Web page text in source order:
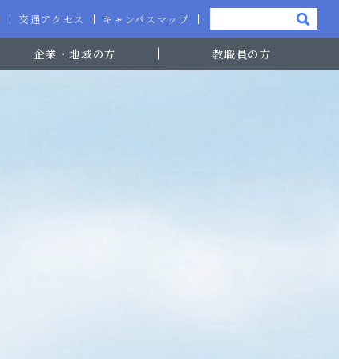
交通アクセス キャンパスマップ
企業・地域の方 教職員の方